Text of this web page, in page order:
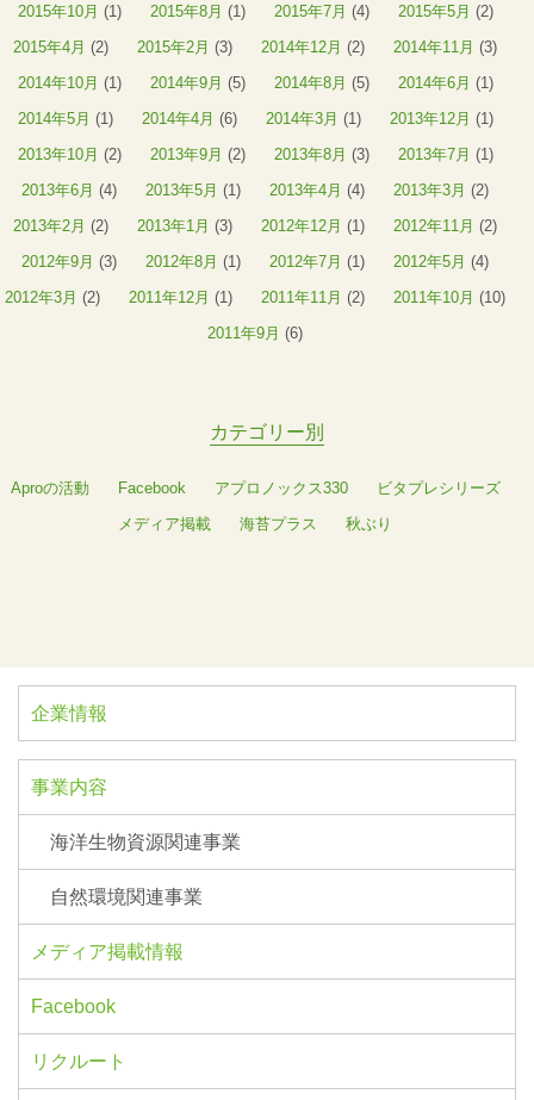
2015年10月 (1) 2015年8月 (1) 2015年7月 (4) 2015年5月 (2)
2015年4月 (2) 2015年2月 (3) 2014年12月 (2) 2014年11月 (3)
2014年10月 (1) 2014年9月 (5) 2014年8月 (5) 2014年6月 (1)
2014年5月 (1) 2014年4月 (6) 2014年3月 (1) 2013年12月 (1)
2013年10月 (2) 2013年9月 (2) 2013年8月 (3) 2013年7月 (1)
2013年6月 (4) 2013年5月 (1) 2013年4月 (4) 2013年3月 (2)
2013年2月 (2) 2013年1月 (3) 2012年12月 (1) 2012年11月 (2)
2012年9月 (3) 2012年8月 (1) 2012年7月 (1) 2012年5月 (4)
2012年3月 (2) 2011年12月 (1) 2011年11月 (2) 2011年10月 (10)
2011年9月 (6)
カテゴリー別
Aproの活動 Facebook アプロノックス330
ビタプレシリーズ
メディア掲載
海苔プラス 秋ぶり
企業情報
事業内容
海洋生物資源関連事業
自然環境関連事業
メディア掲載情報
Facebook
リクルート